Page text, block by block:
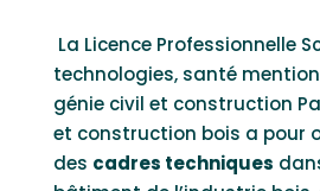
La Licence Professionnelle
technologies, santé mention
génie civil et construction
et construction bois a pour
des cadres techniques